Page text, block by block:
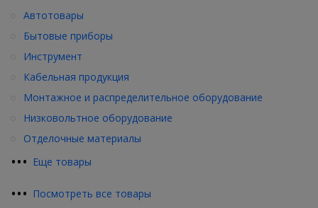
••• Еще товары
Автотовары
Бытовые приборы
Инструмент
Кабельная продукция
Монтажное и распределительное оборудование
Низковольтное оборудование
Отделочные материалы
••• Посмотреть все товары